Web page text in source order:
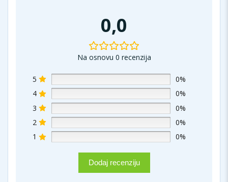
0,0
Na osnovu 0 recenzija
5
0%
4
0%
3
0%
2
0%
1
0%
Dodaj recenziju